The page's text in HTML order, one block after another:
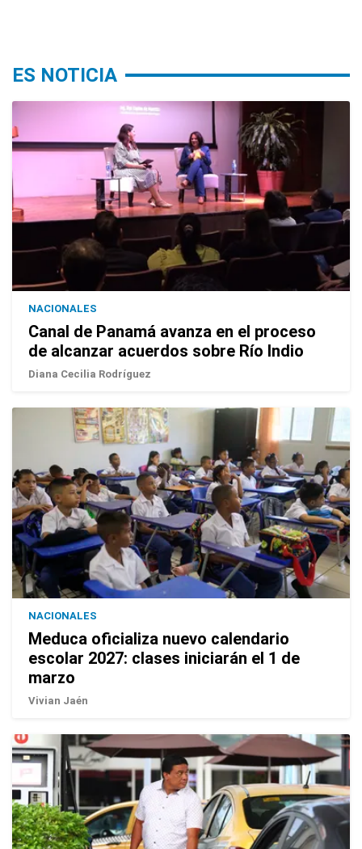
ES NOTICIA
NACIONALES
Canal de Panamá avanza en el proceso
de alcanzar acuerdos sobre Río Indio
Diana Cecilia Rodríguez
NACIONALES
Meduca oficializa nuevo calendario
escolar 2027: clases iniciarán el 1 de
marzo
Vivian Jaén